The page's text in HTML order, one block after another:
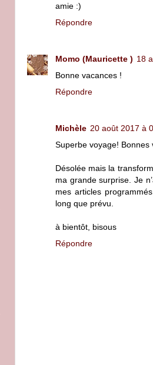
amie :)
Répondre
Momo (Mauricette ) 18
Bonne vacances !
Répondre
Michèle 20 août 2017 à
Superbe voyage! Bonnes
Désolée mais la
ma grande surprise. Je
mes articles
long que prévu.
à bientôt, bisous
Répondre